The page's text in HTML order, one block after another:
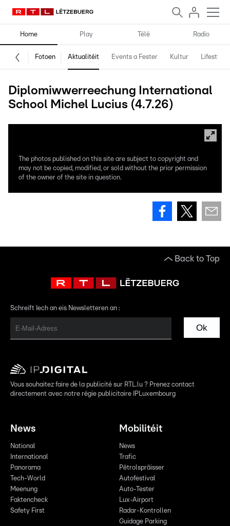
Home Play Télé Radio
Fotoen Aktualitéit Events a Fester Kultur Lifestyle
Diplomiwwerreechung International
School Michel Lucius (4.7.26)
The photos published on this site are subject to copyright and
may not be copied, modified, or sold without the prior permission
of the owner of the site in question.
Back to Top
Schreift Iech an eis Newsletteren an :
Ok
Vous souhaitez faire de la publicité sur RTL.lu ? Prenez contact
directement avec notre régie publicitaire IPLuxembourg
News
National
International
Panorama
Tech-World
Meenung
Faktencheck
Safety First
Mobilitéit
News
Trafic
Pëtrolspräisser
Autofestival
Auto-Tester
Lux-Airport
Radar-Kontrollen
Guidage Parking